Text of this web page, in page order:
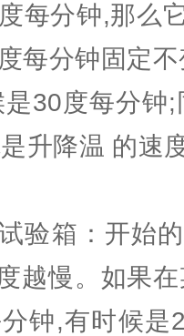
每分钟,那么
每分钟固定
30度每分钟
升降温 的速
验箱：开始
越慢。如果
钟,有时候是